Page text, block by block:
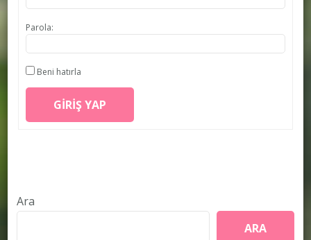
Parola:
Beni hatırla
GIRIŞ YAP
Ara
ARA